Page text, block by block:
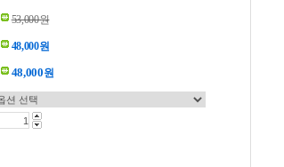
53,000원
48,000원
48,000원